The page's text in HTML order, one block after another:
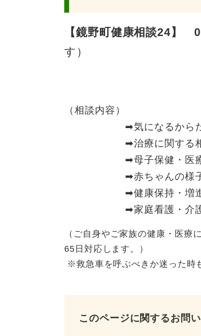
【鏡野町健康相談24】
す）
（相談内容）
➡気になるからだの
➡治療に関する相
➡母子保健・医療に
➡赤ちゃんの様子が
➡健康保持・増進に
➡家庭看護・介護に
（ご自身やご家族の健康・医療
65日対応します。）
※救急車を呼ぶべきか迷った時
このページに関するお問